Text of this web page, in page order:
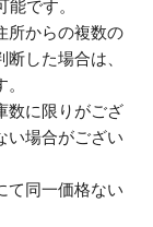
です。
所からの複数の
した場合は、
数に限りがござ
い場合がござい
て同一価格ない